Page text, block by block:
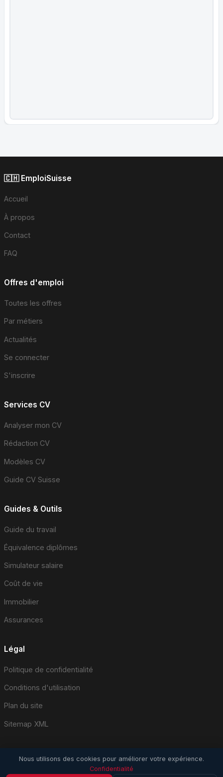
🇨🇭 EmploiSuisse
Accueil
À propos
Contact
FAQ
Offres d'emploi
Toutes les offres
Par métiers
Actualités
Se connecter
S'inscrire
Services CV
Analyser mon CV
Rédaction CV
Modèles CV
Guide CV Suisse
Guides & Outils
Guide du travail
Équivalence diplômes
Simulateur salaire
Coût de vie
Immobilier
Assurances
Légal
Politique de confidentialité
Conditions d'utilisation
Plan du site
Sitemap XML
Nous utilisons des cookies pour améliorer votre expérience.
Confidentialité